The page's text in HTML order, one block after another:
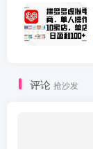
评论 抢沙发